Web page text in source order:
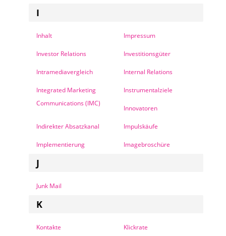
I
Inhalt Impressum
Investor Relations Investitionsgüter
Intramediavergleich Internal Relations
Integrated Marketing
Communications (IMC)
Instrumentalziele
Innovatoren
Indirekter Absatzkanal Impulskäufe
Implementierung Imagebroschüre
J
Junk Mail
K
Kontakte Klickrate